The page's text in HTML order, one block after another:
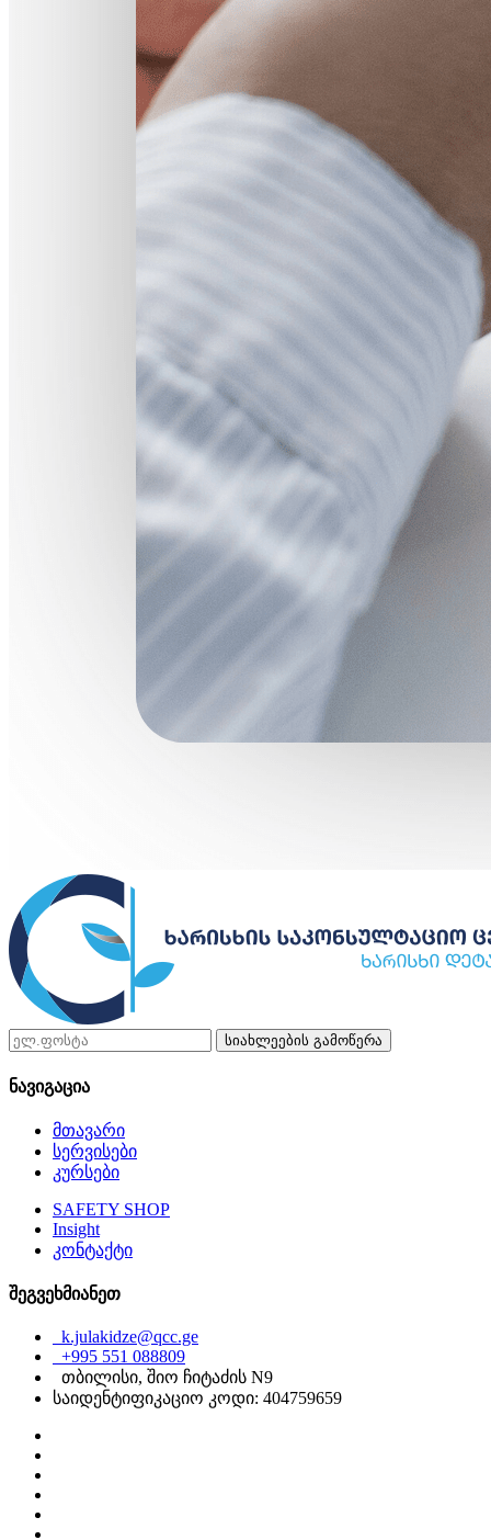
სიახლეების გამოწერა
ნავიგაცია
მთავარი
სერვისები
კურსები
SAFETY SHOP
Insight
კონტაქტი
შეგვეხმიანეთ
k.julakidze@qcc.ge
+995 551 088809
თბილისი, შიო ჩიტაძის N9
საიდენტიფიკაციო კოდი: 404759659